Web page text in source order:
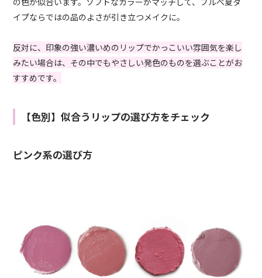
イプならではの品のよさが引き立つメイクに。
反対に、印象の強い濃いめのリップでかっこいい雰囲気を楽し
みたい場合は、その中でもやさしい発色のものを選ぶことがお
すすめです。
【色別】似合うリップの選び方をチェック
ピンク系の選び方